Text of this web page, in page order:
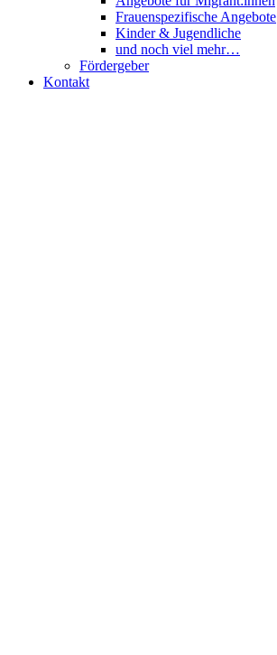
Frauenspezifische Angebote
Kinder & Jugendliche
und noch viel mehr…
Fördergeber
Kontakt